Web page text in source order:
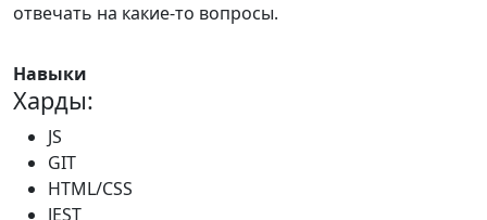
отвечать на какие-то вопросы.
Навыки
Харды:
JS
GIT
HTML/CSS
JEST